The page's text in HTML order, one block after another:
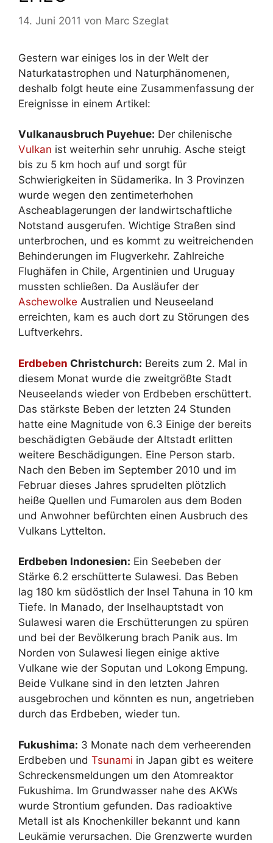
14. Juni 2011 von Marc Szeglat
Gestern war einiges los in der Welt der
Naturkatastrophen und Naturphänomenen,
deshalb folgt heute eine Zusammenfassung der
Ereignisse in einem Artikel:
Vulkanausbruch Puyehue: Der chilenische
Vulkan ist weiterhin sehr unruhig. Asche steigt
bis zu 5 km hoch auf und sorgt für
Schwierigkeiten in Südamerika. In 3 Provinzen
wurde wegen den zentimeterhohen
Ascheablagerungen der landwirtschaftliche
Notstand ausgerufen. Wichtige Straßen sind
unterbrochen, und es kommt zu weitreichenden
Behinderungen im Flugverkehr. Zahlreiche
Flughäfen in Chile, Argentinien und Uruguay
mussten schließen. Da Ausläufer der
Aschewolke Australien und Neuseeland
erreichten, kam es auch dort zu Störungen des
Luftverkehrs.
Erdbeben Christchurch: Bereits zum 2. Mal in
diesem Monat wurde die zweitgrößte Stadt
Neuseelands wieder von Erdbeben erschüttert.
Das stärkste Beben der letzten 24 Stunden
hatte eine Magnitude von 6.3 Einige der bereits
beschädigten Gebäude der Altstadt erlitten
weitere Beschädigungen. Eine Person starb.
Nach den Beben im September 2010 und im
Februar dieses Jahres sprudelten plötzlich
heiße Quellen und Fumarolen aus dem Boden
und Anwohner befürchten einen Ausbruch des
Vulkans Lyttelton.
Erdbeben Indonesien: Ein Seebeben der
Stärke 6.2 erschütterte Sulawesi. Das Beben
lag 180 km südöstlich der Insel Tahuna in 10 km
Tiefe. In Manado, der Inselhauptstadt von
Sulawesi waren die Erschütterungen zu spüren
und bei der Bevölkerung brach Panik aus. Im
Norden von Sulawesi liegen einige aktive
Vulkane wie der Soputan und Lokong Empung.
Beide Vulkane sind in den letzten Jahren
ausgebrochen und könnten es nun, angetrieben
durch das Erdbeben, wieder tun.
Fukushima: 3 Monate nach dem verheerenden
Erdbeben und Tsunami in Japan gibt es weitere
Schreckensmeldungen um den Atomreaktor
Fukushima. Im Grundwasser nahe des AKWs
wurde Strontium gefunden. Das radioaktive
Metall ist als Knochenkiller bekannt und kann
Leukämie verursachen. Die Grenzwerte wurden